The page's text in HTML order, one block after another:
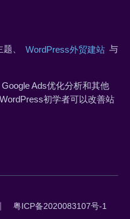
、 WordPress外贸建站 与
Ads优化分析和其他
初学者可以改善站
粤ICP备2020083107号-1